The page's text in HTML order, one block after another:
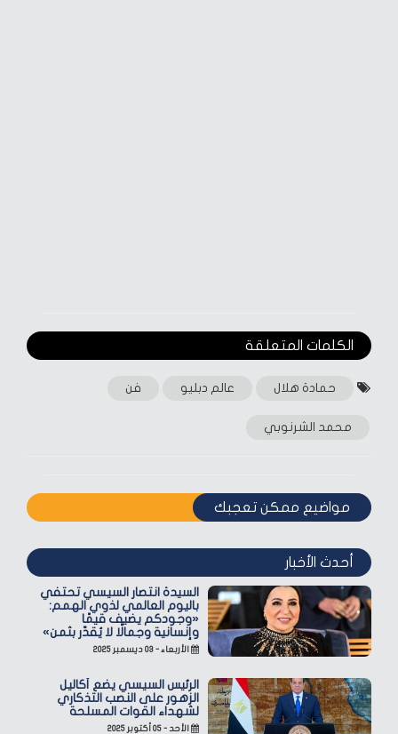
الكلمات المتعلقة‎
حمادة هلال عالم دبليو فن
محمد الشرنوبي
مواضيع ممكن تعجبك
أحدث الأخبار
السيدة انتصار السيسي تحتفي
باليوم العالمي لذوي الهمم:
«وجودكم يضيف قيمًا
وإنسانية وجمالًا لا يُقدّر بثمن»
الأربعاء - ٠٣ ديسمبر ٢٠٢٥
الرئيس السيسي يضع أكاليل
الزهور على النصب التذكاري
لشهداء القوات المسلحة
الأحد - ٠٥ أكتوبر ٢٠٢٥